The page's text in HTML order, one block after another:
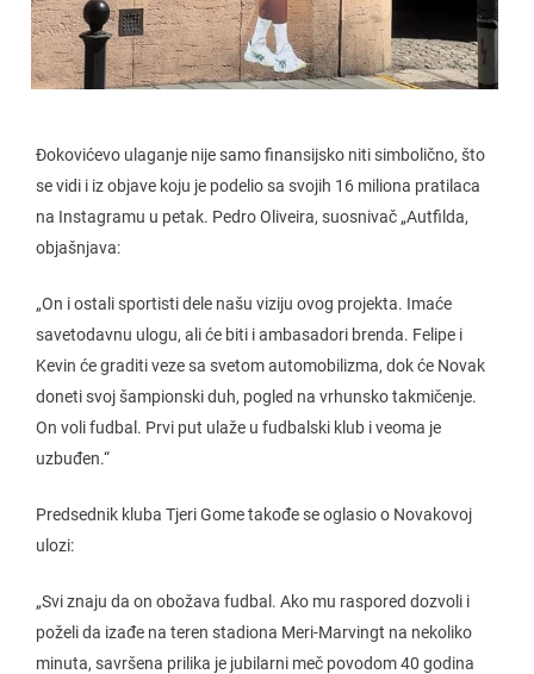
Đokovićevo ulaganje nije samo finansijsko niti simbolično, što
se vidi i iz objave koju je podelio sa svojih 16 miliona pratilaca
na Instagramu u petak. Pedro Oliveira, suosnivač „Autfilda,
objašnjava:
„On i ostali sportisti dele našu viziju ovog projekta. Imaće
savetodavnu ulogu, ali će biti i ambasadori brenda. Felipe i
Kevin će graditi veze sa svetom automobilizma, dok će Novak
doneti svoj šampionski duh, pogled na vrhunsko takmičenje.
On voli fudbal. Prvi put ulaže u fudbalski klub i veoma je
uzbuđen.“
Predsednik kluba Tjeri Gome takođe se oglasio o Novakovoj
ulozi:
„Svi znaju da on obožava fudbal. Ako mu raspored dozvoli i
poželi da izađe na teren stadiona Meri-Marvingt na nekoliko
minuta, savršena prilika je jubilarni meč povodom 40 godina